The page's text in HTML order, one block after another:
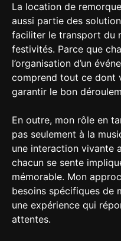
La location de
aussi partie des
faciliter le transport du
festivités. Parce que
l’organisation d’un
comprend tout ce dont
garantir le bon
En outre, mon rôle en
pas seulement à la
une interaction vivante
chacun se sente
mémorable. Mon
besoins spécifiques de
une expérience qui
attentes.